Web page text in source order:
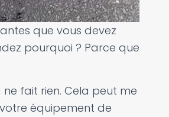
que vous devez
pourquoi ? Parce que
fait rien. Cela peut me
équipement de